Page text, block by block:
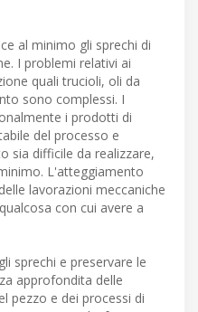
al minimo gli sprechi di
I problemi relativi ai
quali trucioli, oli da
sono complessi. I
i prodotti di
del processo e
sia difficile da realizzare,
L'atteggiamento
lavorazioni meccaniche
con cui avere a
sprechi e preservare le
approfondita delle
pezzo e dei processi di